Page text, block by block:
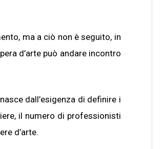
ma a ciò non è seguito, in
d’arte può andare incontro
dall’esigenza di definire i
il numero di professionisti
d’arte.